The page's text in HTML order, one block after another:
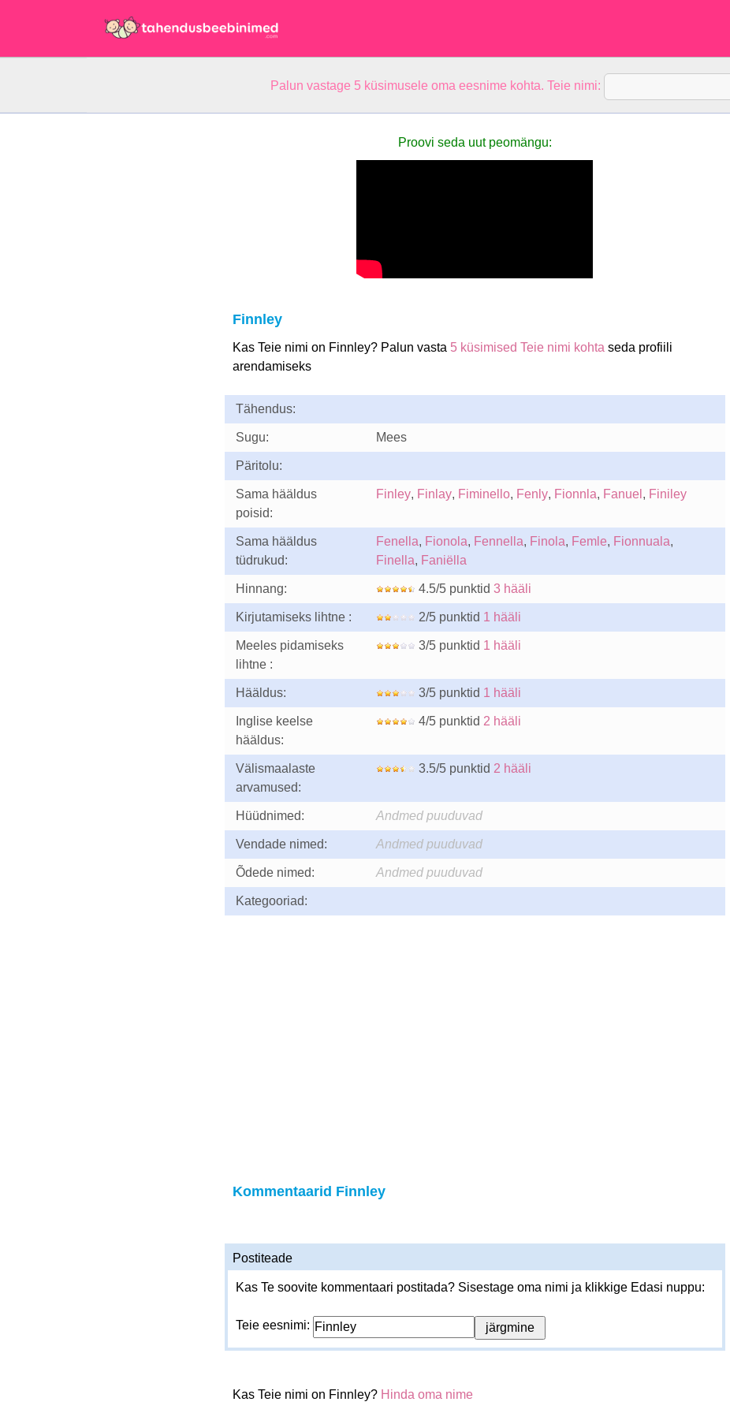
Palun vastage 5 küsimusele oma eesnime kohta. Teie nimi:
Proovi seda uut peomängu:
Finnley
Kas Teie nimi on Finnley? Palun vasta 5 küsimised Teie nimi kohta seda profiili
arendamiseks
Tähendus:
Sugu: Mees
Päritolu:
Sama hääldus
poisid:
Finley, Finlay, Fiminello, Fenly, Fionnla, Fanuel , Finiley
Sama hääldus
tüdrukud:
Fenella, Fionola, Fennella, Finola, Femle, Fionnuala,
Finella, Faniëlla
Hinnang: 4.5/5 punktid 3 hääli
Kirjutamiseks lihtne : 2/5 punktid 1 hääli
Meeles pidamiseks
lihtne :
3/5 punktid 1 hääli
Hääldus: 3/5 punktid 1 hääli
Inglise keelse
hääldus:
4/5 punktid 2 hääli
Välismaalaste
arvamused:
3.5/5 punktid 2 hääli
Hüüdnimed: Andmed puuduvad
Vendade nimed: Andmed puuduvad
Õdede nimed: Andmed puuduvad
Kategooriad:
Kommentaarid Finnley
Postiteade
Kas Te soovite kommentaari postitada? Sisestage oma nimi ja klikkige Edasi nuppu:
Teie eesnimi:
Kas Teie nimi on Finnley? Hinda oma nime